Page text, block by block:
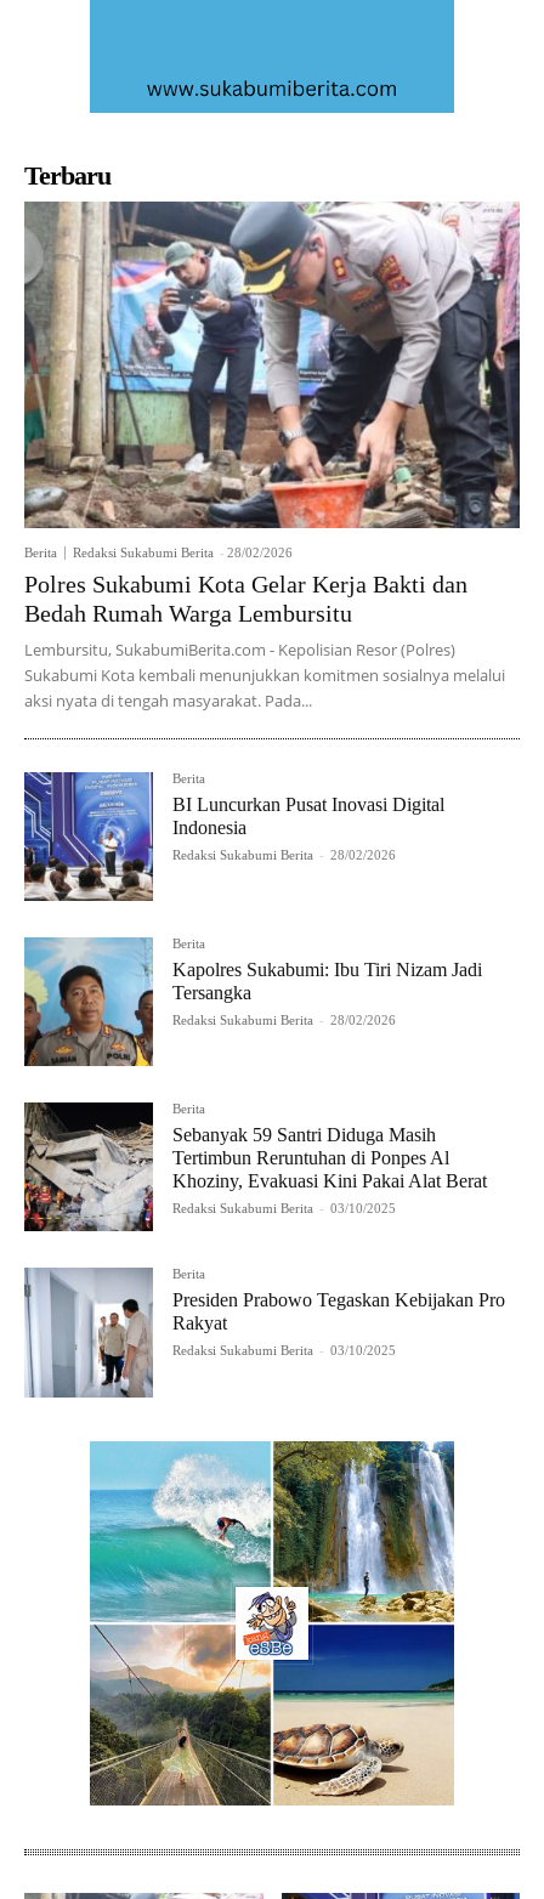
Terbaru
Berita Redaksi Sukabumi Berita - 28/02/2026
Polres Sukabumi Kota Gelar Kerja Bakti dan
Bedah Rumah Warga Lembursitu
Lembursitu, SukabumiBerita.com - Kepolisian Resor (Polres)
Sukabumi Kota kembali menunjukkan komitmen sosialnya melalui
aksi nyata di tengah masyarakat. Pada...
Berita
BI Luncurkan Pusat Inovasi Digital
Indonesia
Redaksi Sukabumi Berita - 28/02/2026
Berita
Kapolres Sukabumi: Ibu Tiri Nizam Jadi
Tersangka
Redaksi Sukabumi Berita - 28/02/2026
Berita
Sebanyak 59 Santri Diduga Masih
Tertimbun Reruntuhan di Ponpes Al
Khoziny, Evakuasi Kini Pakai Alat Berat
Redaksi Sukabumi Berita - 03/10/2025
Berita
Presiden Prabowo Tegaskan Kebijakan Pro
Rakyat
Redaksi Sukabumi Berita - 03/10/2025